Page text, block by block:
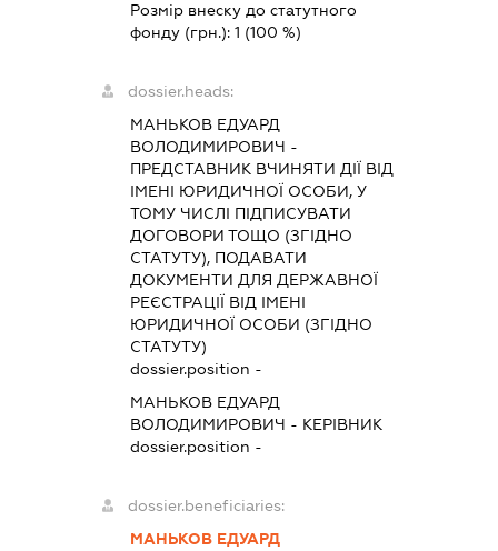
Розмір внеску до статутного
фонду (грн.):1 (100 %)
dossier.heads:
МАНЬКОВ ЕДУАРД
ВОЛОДИМИРОВИЧ -
ПРЕДСТАВНИК ВЧИНЯТИ ДІЇ ВІД
ІМЕНІ ЮРИДИЧНОЇ ОСОБИ, У
ТОМУ ЧИСЛІ ПІДПИСУВАТИ
ДОГОВОРИ ТОЩО (ЗГІДНО
СТАТУТУ), ПОДАВАТИ
ДОКУМЕНТИ ДЛЯ ДЕРЖАВНОЇ
РЕЄСТРАЦІЇ ВІД ІМЕНІ
ЮРИДИЧНОЇ ОСОБИ (ЗГІДНО
СТАТУТУ)
dossier.position -
МАНЬКОВ ЕДУАРД
ВОЛОДИМИРОВИЧ - КЕРІВНИК
dossier.position -
dossier.beneficiaries:
МАНЬКОВ ЕДУАРД